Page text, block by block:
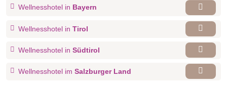
Wellnesshotel in Bayern
Wellnesshotel in Tirol
Wellnesshotel in Südtirol
Wellnesshotel im Salzburger Land